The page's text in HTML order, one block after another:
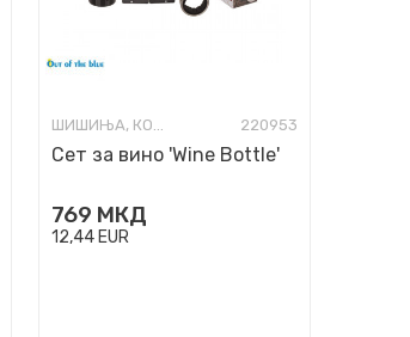
ШИШИЊА, КОЛБИ И ОТВАРАЧИ 220953
Сет за вино 'Wine Bottle'
769 МКД
12,44 EUR